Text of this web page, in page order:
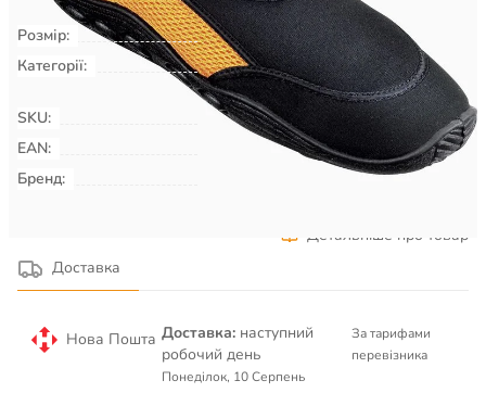
Розмір:
41
Категорії:
Плавання & Аквафітнес
Взуття
для басейну, пляжу, серфінгу
SKU:
00009348
EAN:
Бренд:
Детальніше про товар
Доставка
Нова Пошта Доставка: наступний
робочий день
Понеділок, 10 Серпень
За тарифами
перевізника